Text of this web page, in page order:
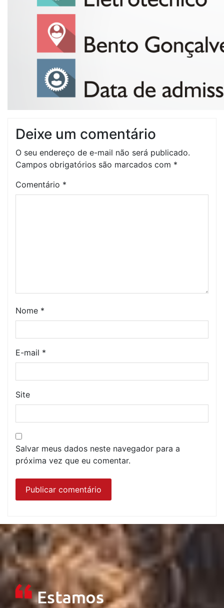
Deixe um comentário
O seu endereço de e-mail não será publicado.
Campos obrigatórios são marcados com *
Comentário *
Nome *
E-mail *
Site
Salvar meus dados neste navegador para a
próxima vez que eu comentar.